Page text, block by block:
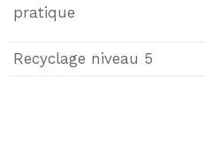
pratique
Recyclage niveau 5